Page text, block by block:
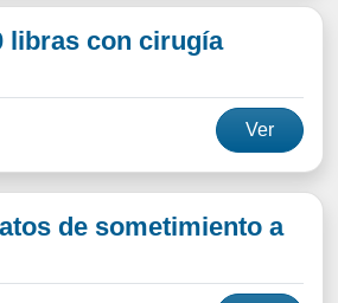
libras con cirugía
Ver
de sometimiento a